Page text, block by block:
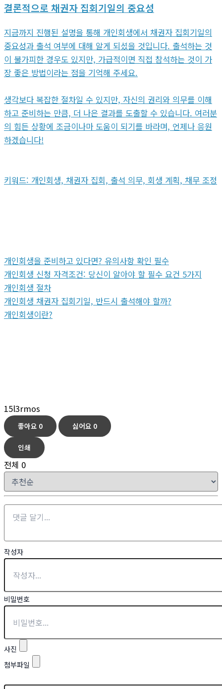
결론적으로 채권자 집회기일의 중요성
지금까지 진행된 설명을 통해 개인회생에서 채권자 집회기일의
중요성과 출석 여부에 대해 알게 되셨을 것입니다. 출석하는 것
이 불가피한 경우도 있지만, 가급적이면 직접 참석하는 것이 가
장 좋은 방법이라는 점을 기억해 주세요.
생각보다 복잡한 절차일 수 있지만, 자신의 권리와 의무를 이해
하고 준비하는 만큼, 더 나은 결과를 도출할 수 있습니다. 여러분
의 힘든 상황에 조금이나마 도움이 되기를 바라며, 언제나 응원
하겠습니다!
키워드: 개인회생, 채권자 집회, 출석 의무, 회생 계획, 채무 조정
개인회생을 준비하고 있다면? 유의사항 확인 필수
개인회생 신청 자격조건: 당신이 알아야 할 필수 요건 5가지
개인회생 절차
개인회생 채권자 집회기일, 반드시 출석해야 할까?
개인회생이란?
15l3rmos
좋아요 0 싫어요 0
인쇄
전체 0
작성자
비밀번호
사진
첨부파일